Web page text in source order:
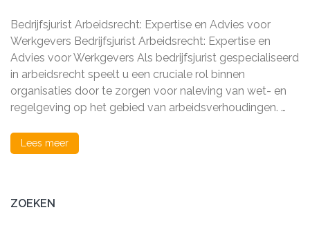
een
Bedrijfsjurist
Arbeidsrecht
binnen
Organisaties
Bedrijfsjurist Arbeidsrecht: Expertise en Advies voor
Werkgevers Bedrijfsjurist Arbeidsrecht: Expertise en
Advies voor Werkgevers Als bedrijfsjurist gespecialiseerd
in arbeidsrecht speelt u een cruciale rol binnen
organisaties door te zorgen voor naleving van wet- en
regelgeving op het gebied van arbeidsverhoudingen. …
Lees meer
ZOEKEN